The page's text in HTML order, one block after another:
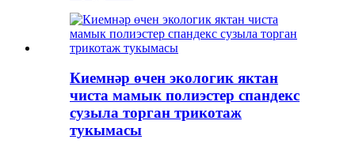
Киемнәр өчен экологик яктан
чиста мамык полиэстер спандекс
сузыла торган трикотаж
тукымасы